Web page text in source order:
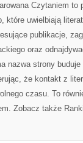
Czytaniem to
które uwielbiają
publikacje,
oraz
nazwa strony
że kontakt z
czasu. To
Zobacz także